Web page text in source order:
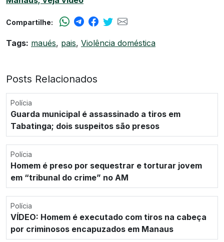
Compartilhe:
Tags: maués, pais, Violência doméstica
Posts Relacionados
Polícia
Guarda municipal é assassinado a tiros em
Tabatinga; dois suspeitos são presos
Polícia
Homem é preso por sequestrar e torturar jovem
em “tribunal do crime” no AM
Polícia
VÍDEO: Homem é executado com tiros na cabeça
por criminosos encapuzados em Manaus